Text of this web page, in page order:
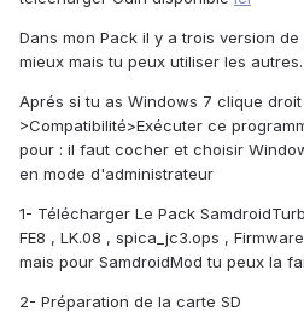
Dans mon Pack il y a trois version
mieux mais tu peux utiliser les autres.
Aprés si tu as Windows 7 clique
>Compatibilité>Exécuter ce
pour : il faut cocher et choisir
en mode d'administrateur
1- Télécharger Le Pack
FE8 , LK.08 , spica_jc3.ops ,
mais pour SamdroidMod tu peux la
2- Préparation de la carte SD